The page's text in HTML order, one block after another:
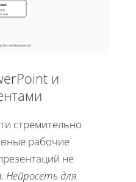
быстрый результат
и
стремительно
рабочие
не
Нейросеть для